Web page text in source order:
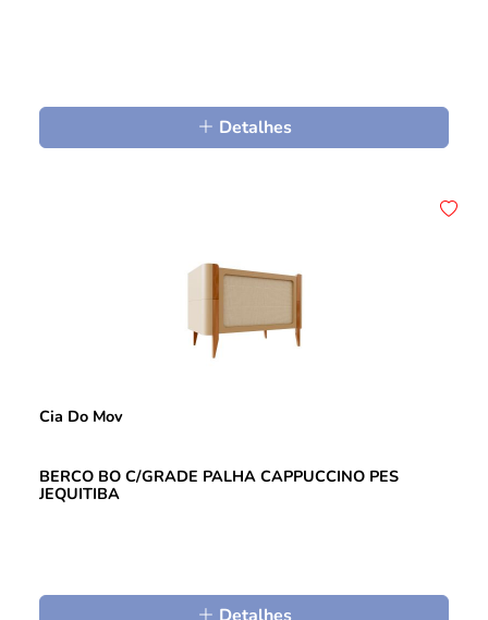
Detalhes
Cia Do Mov
BERCO BO C/GRADE PALHA CAPPUCCINO PES
JEQUITIBA